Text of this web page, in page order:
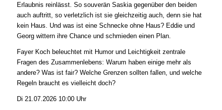
Erlaubnis reinlässt. So souverän Saskia gegenüber den beiden
auch auftritt, so verletzlich ist sie gleichzeitig auch, denn sie hat
kein Haus. Und was ist eine Schnecke ohne Haus? Eddie und
Georg wittern ihre Chance und schmieden einen Plan.
Fayer Koch beleuchtet mit Humor und Leichtigkeit zentrale
Fragen des Zusammenlebens: Warum haben einige mehr als
andere? Was ist fair? Welche Grenzen sollten fallen, und welche
Regeln braucht es vielleicht doch?
Di 21.07.2026 10:00 Uhr